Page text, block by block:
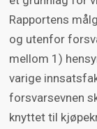
Rapportens
og utenfor
mellom 1)
varige
forsvarsevnen
knyttet til